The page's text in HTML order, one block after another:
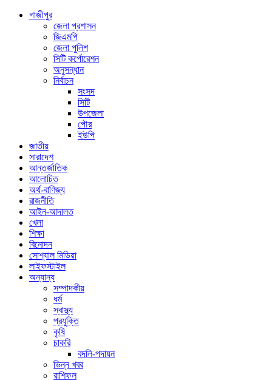
গাজীপুর
জেলা প্রশাসন
জিএমপি
জেলা পুলিশ
সিটি কর্পোরেশন
অনুসন্ধান
নির্বাচন
সংসদ
সিটি
উপজেলা
পৌর
ইউপি
জাতীয়
সারাদেশ
আন্তর্জাতিক
আলোচিত
অর্থ-বাণিজ্য
রাজনীতি
আইন-আদালত
খেলা
শিক্ষা
বিনোদন
সোশ্যাল মিডিয়া
লাইফস্টাইল
অন্যান্য
সম্পাদকীয়
ধর্ম
স্বাস্থ্য
প্রযুক্তি
কৃষি
চাকরি
বদলি-পদায়ন
ভিন্ন খবর
রাশিফল